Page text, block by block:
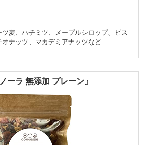
ツ麦、ハチミツ、メープルシロップ、ピス
オナッツ、マカデミアナッツなど
ーラ 無添加 プレーン』